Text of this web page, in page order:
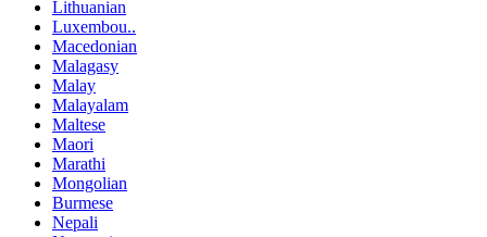
Lithuanian
Luxembou..
Macedonian
Malagasy
Malay
Malayalam
Maltese
Maori
Marathi
Mongolian
Burmese
Nepali